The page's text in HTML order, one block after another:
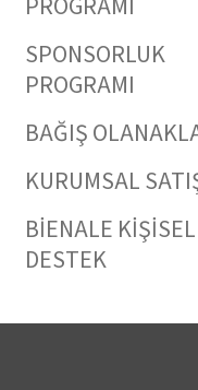
SPONSORLUK
PROGRAMI
BAĞIŞ
KURUMSAL
BİENALE KİŞİSEL
DESTEK